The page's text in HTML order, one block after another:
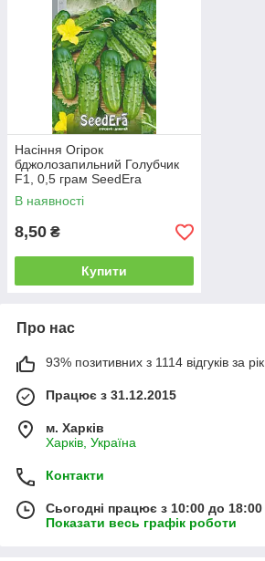
Насіння Огірок
бджолозапильний Голубчик
F1, 0,5 грам SeedEra
В наявності
8,50 ₴
Купити
Про нас
93% позитивних з 1114 відгуків за рік
Працює з 31.12.2015
м. Харків
Харків, Україна
Контакти
Сьогодні працює з 10:00 до 18:00
Показати весь графік роботи